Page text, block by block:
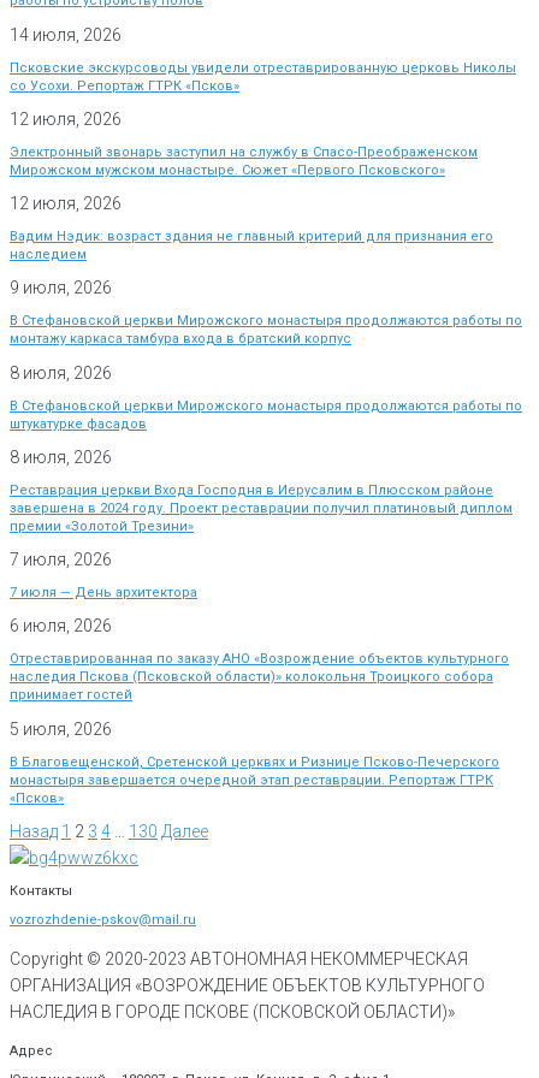
14 июля, 2026
Псковские экскурсоводы увидели отреставрированную церковь Николы
со Усохи. Репортаж ГТРК «Псков»
12 июля, 2026
Электронный звонарь заступил на службу в Спасо-Преображенском
Мирожском мужском монастыре. Сюжет «Первого Псковского»
12 июля, 2026
Вадим Нэдик: возраст здания не главный критерий для признания его
наследием
9 июля, 2026
В Стефановской церкви Мирожского монастыря продолжаются работы по
монтажу каркаса тамбура входа в братский корпус
8 июля, 2026
В Стефановской церкви Мирожского монастыря продолжаются работы по
штукатурке фасадов
8 июля, 2026
Реставрация церкви Входа Господня в Иерусалим в Плюсском районе
завершена в 2024 году. Проект реставрации получил платиновый диплом
премии «Золотой Трезини»
7 июля, 2026
7 июля — День архитектора
6 июля, 2026
Отреставрированная по заказу АНО «Возрождение объектов культурного
наследия Пскова (Псковской области)» колокольня Троицкого собора
принимает гостей
5 июля, 2026
В Благовещенской, Сретенской церквях и Ризнице Псково-Печерского
монастыря завершается очередной этап реставрации. Репортаж ГТРК
«Псков»
Назад 1 2 3 4 130 Далее
Контакты
vozrozhdenie-pskov@mail.ru
Copyright © 2020-2023 АВТОНОМНАЯ НЕКОММЕРЧЕСКАЯ
ОРГАНИЗАЦИЯ «ВОЗРОЖДЕНИЕ ОБЪЕКТОВ КУЛЬТУРНОГО
НАСЛЕДИЯ В ГОРОДЕ ПСКОВЕ (ПСКОВСКОЙ ОБЛАСТИ)»
Адрес